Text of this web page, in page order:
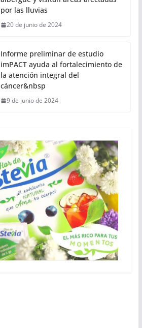
por las lluvias
20 de junio de 2024
Informe preliminar de estudio
imPACT ayuda al fortalecimiento de
la atención integral del
cáncer&nbsp
9 de junio de 2024